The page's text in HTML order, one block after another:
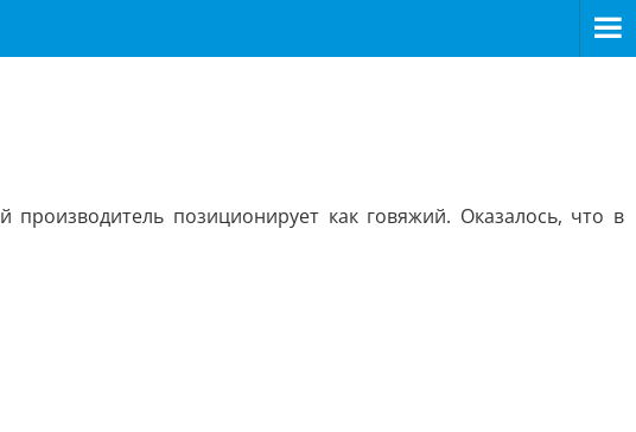
позиционирует как говяжий. Оказалось, что в